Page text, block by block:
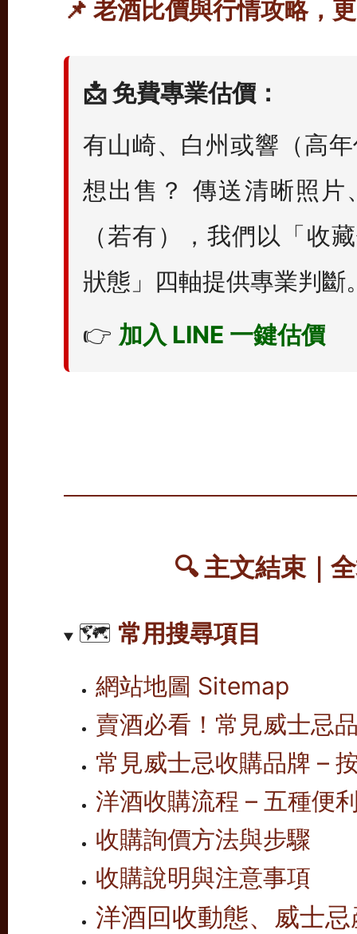
📌 老酒比價與行情攻略，
📩 免費專業估價：
有山崎、白州或響（高
想出售？ 傳送清晰照片
（若有），我們以「收
狀態」四軸提供專業判斷
👉 加入 LINE 一鍵估價
🔍主文結束｜
🗺️ 常用搜尋項目
網站地圖 Sitemap
賣酒必看！常見威士忌
常見威士忌收購品牌 –
洋酒收購流程 – 五種便
收購詢價方法與步驟
收購說明與注意事項
洋酒回收動態、威士